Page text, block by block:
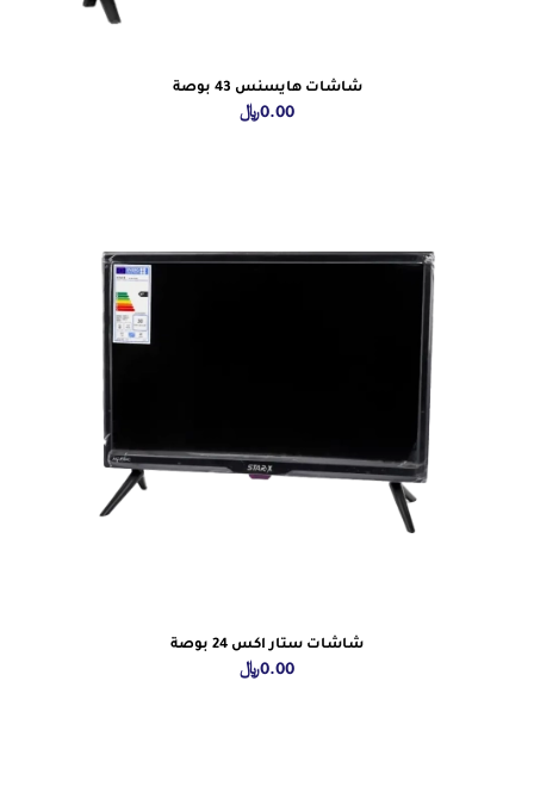
شاشات هايسنس 43 بوصة
0.00﷼
شاشات ستار اكس 24 بوصة
0.00﷼